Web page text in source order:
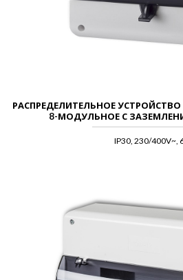
РАСПРЕДЕЛИТЕЛЬНОЕ
8-МОДУЛЬНОЕ С
IP30, 230/400V~,